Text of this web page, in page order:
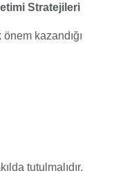
Stratejileri
kazandığı
tutulmalıdır.